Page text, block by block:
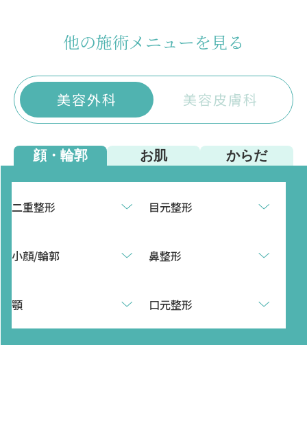
他の施術メニューを見る
美容外科 美容皮膚科
顔・輪郭 お肌 からだ
二重整形 目元整形
小顔/輪郭 鼻整形
顎 口元整形